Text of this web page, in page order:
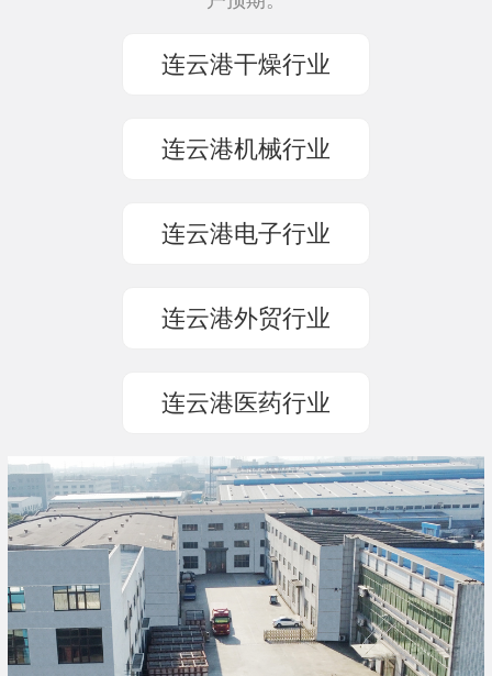
连云港干燥行业
连云港机械行业
连云港电子行业
连云港外贸行业
连云港医药行业